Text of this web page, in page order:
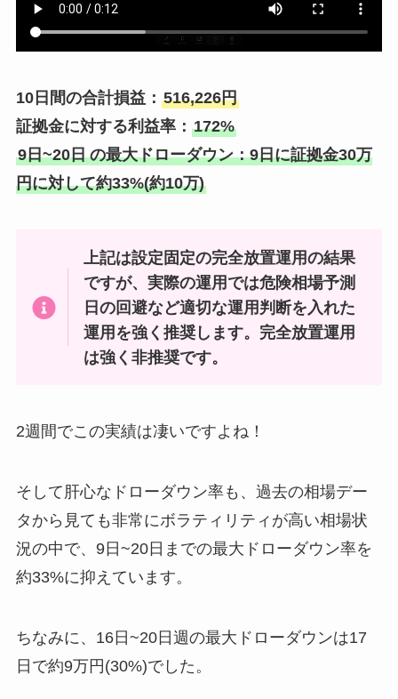
10日間の合計損益： 516,226円
証拠金に対する利益率： 172%
9日~20日 の最大ドローダウン：9日に証拠金30万
円に対して約33%(約10万)
上記は設定固定の完全放置運用の結果
ですが、実際の運用では危険相場予測
日の回避など適切な運用判断を入れた
運用を強く推奨します。完全放置運用
は強く非推奨です。
2週間でこの実績は凄いですよね！
そして肝心なドローダウン率も、過去の相場デー
タから見ても非常にボラティリティが高い相場状
況の中で、9日~20日までの最大ドローダウン率を
約33%に抑えています。
ちなみに、16日~20日週の最大ドローダウンは17
日で約9万円(30%)でした。